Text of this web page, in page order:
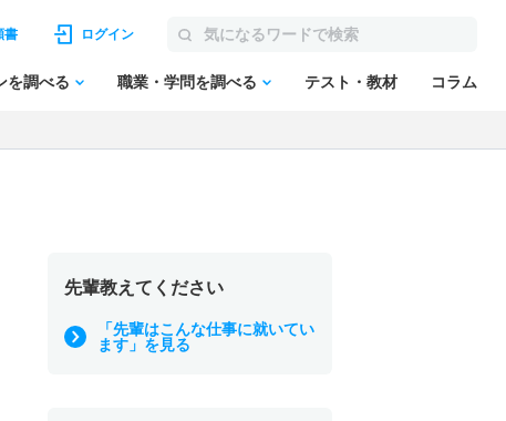
書 ログイン
を調べる 職業・学問を調べる テスト・教材 コラム
先輩教えてください
「先輩はこんな仕事に就いてい
ます」を見る